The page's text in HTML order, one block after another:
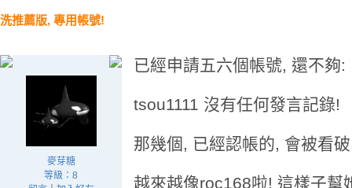
洗推薦版, 專用帳號!
麥芽糖
等級：8
已經申請五六個帳號, 還不夠:
tsou1111 沒有任何發言記錄!
那幾個, 已經認帳的, 會被看
越來越像roc168啦! 這樣子幫